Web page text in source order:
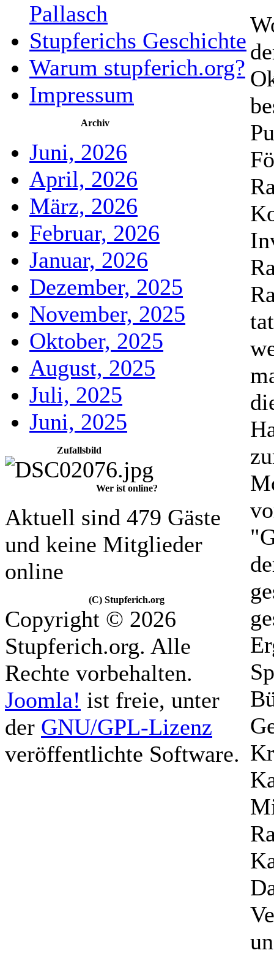
Pallasch
Stupferichs Geschichte
Warum stupferich.org?
Impressum
Archiv
Juni, 2026
April, 2026
März, 2026
Februar, 2026
Januar, 2026
Dezember, 2025
November, 2025
Oktober, 2025
August, 2025
Juli, 2025
Juni, 2025
Zufallsbild
Wer ist online?
Aktuell sind 479 Gäste
und keine Mitglieder
online
(C) Stupferich.org
Copyright © 2026
Stupferich.org. Alle
Rechte vorbehalten.
Joomla! ist freie, unter
der GNU/GPL-Lizenz
veröffentlichte Software.